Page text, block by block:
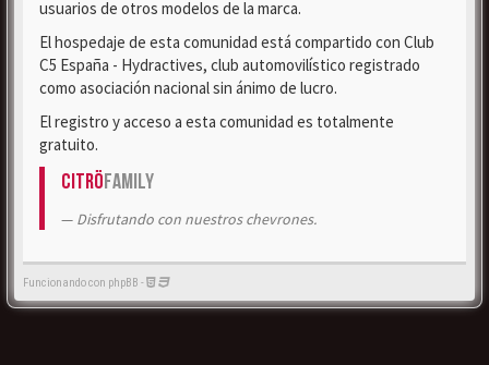
usuarios de otros modelos de la marca.
El hospedaje de esta comunidad está compartido con Club
C5 España - Hydractives, club automovilístico registrado
como asociación nacional sin ánimo de lucro.
El registro y acceso a esta comunidad es totalmente
gratuito.
CitröFamily
Disfrutando con nuestros chevrones.
Funcionando con phpBB -